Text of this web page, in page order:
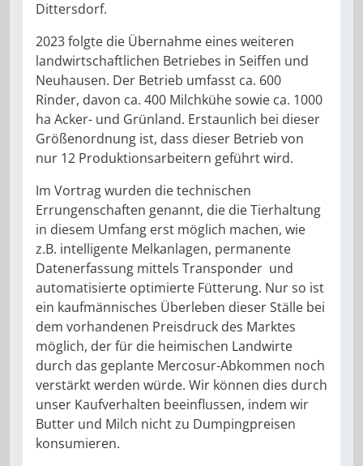
Dittersdorf.
2023 folgte die Übernahme eines weiteren
landwirtschaftlichen Betriebes in Seiffen und
Neuhausen. Der Betrieb umfasst ca. 600
Rinder, davon ca. 400 Milchkühe sowie ca. 1000
ha Acker- und Grünland. Erstaunlich bei dieser
Größenordnung ist, dass dieser Betrieb von
nur 12 Produktionsarbeitern geführt wird.
Im Vortrag wurden die technischen
Errungenschaften genannt, die die Tierhaltung
in diesem Umfang erst möglich machen, wie
z.B. intelligente Melkanlagen, permanente
Datenerfassung mittels Transponder und
automatisierte optimierte Fütterung. Nur so ist
ein kaufmännisches Überleben dieser Ställe bei
dem vorhandenen Preisdruck des Marktes
möglich, der für die heimischen Landwirte
durch das geplante Mercosur-Abkommen noch
verstärkt werden würde. Wir können dies durch
unser Kaufverhalten beeinflussen, indem wir
Butter und Milch nicht zu Dumpingpreisen
konsumieren.